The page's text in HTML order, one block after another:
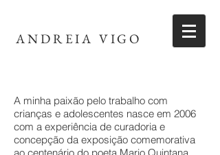
ANDREIA VIGO
A minha paixão pelo trabalho com
crianças e adolescentes nasce em 2006
com a experiência de curadoria e
concepção da exposição comemorativa